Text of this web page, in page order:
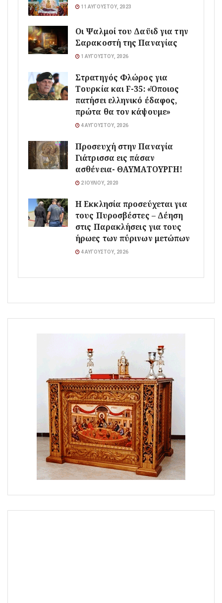
11 ΑΥΓΟΎΣΤΟΥ, 2023
Οι Ψαλμοί του Δαϋιδ για την
Σαρακοστή της Παναγίας
1 ΑΥΓΟΎΣΤΟΥ, 2026
Στρατηγός Φλώρος για
Τουρκία και F-35: «Όποιος
πατήσει ελληνικό έδαφος,
πρώτα θα τον κάψουμε»
4 ΑΥΓΟΎΣΤΟΥ, 2026
Προσευχή στην Παναγία
Γιάτρισσα εις πάσαν
ασθένεια- ΘΑΥΜΑΤΟΥΡΓΗ!
2 ΙΟΥΛΊΟΥ, 2020
Η Εκκλησία προσεύχεται για
τους Πυροσβέστες – Δέηση
στις Παρακλήσεις για τους
ήρωες των πύρινων μετώπων
4 ΑΥΓΟΎΣΤΟΥ, 2026